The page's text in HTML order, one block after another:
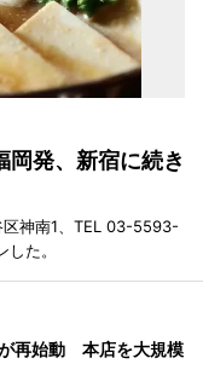
発、新宿に続き
区神南1、TEL 03-5593-
た。
再始動 本店を大規模